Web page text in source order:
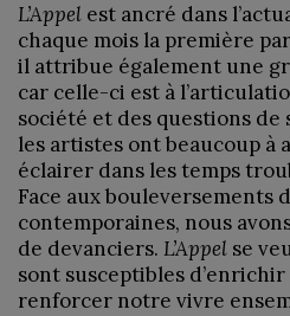
L’Appel est ancré dans
chaque mois la première
il attribue également une
car celle-ci est à
société et des questions de
les artistes ont beaucoup à
éclairer dans les temps
Face aux bouleversements
contemporaines, nous
de devanciers. L’Appel se
sont susceptibles
renforcer notre vivre